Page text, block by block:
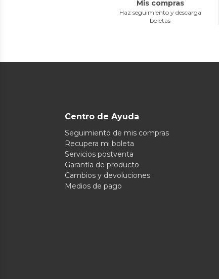
Mis compras
Haz seguimiento y descarga
boletas
Centro de Ayuda
Seguimiento de mis compras
Recupera mi boleta
Servicios postventa
Garantía de producto
Cambios y devoluciones
Medios de pago